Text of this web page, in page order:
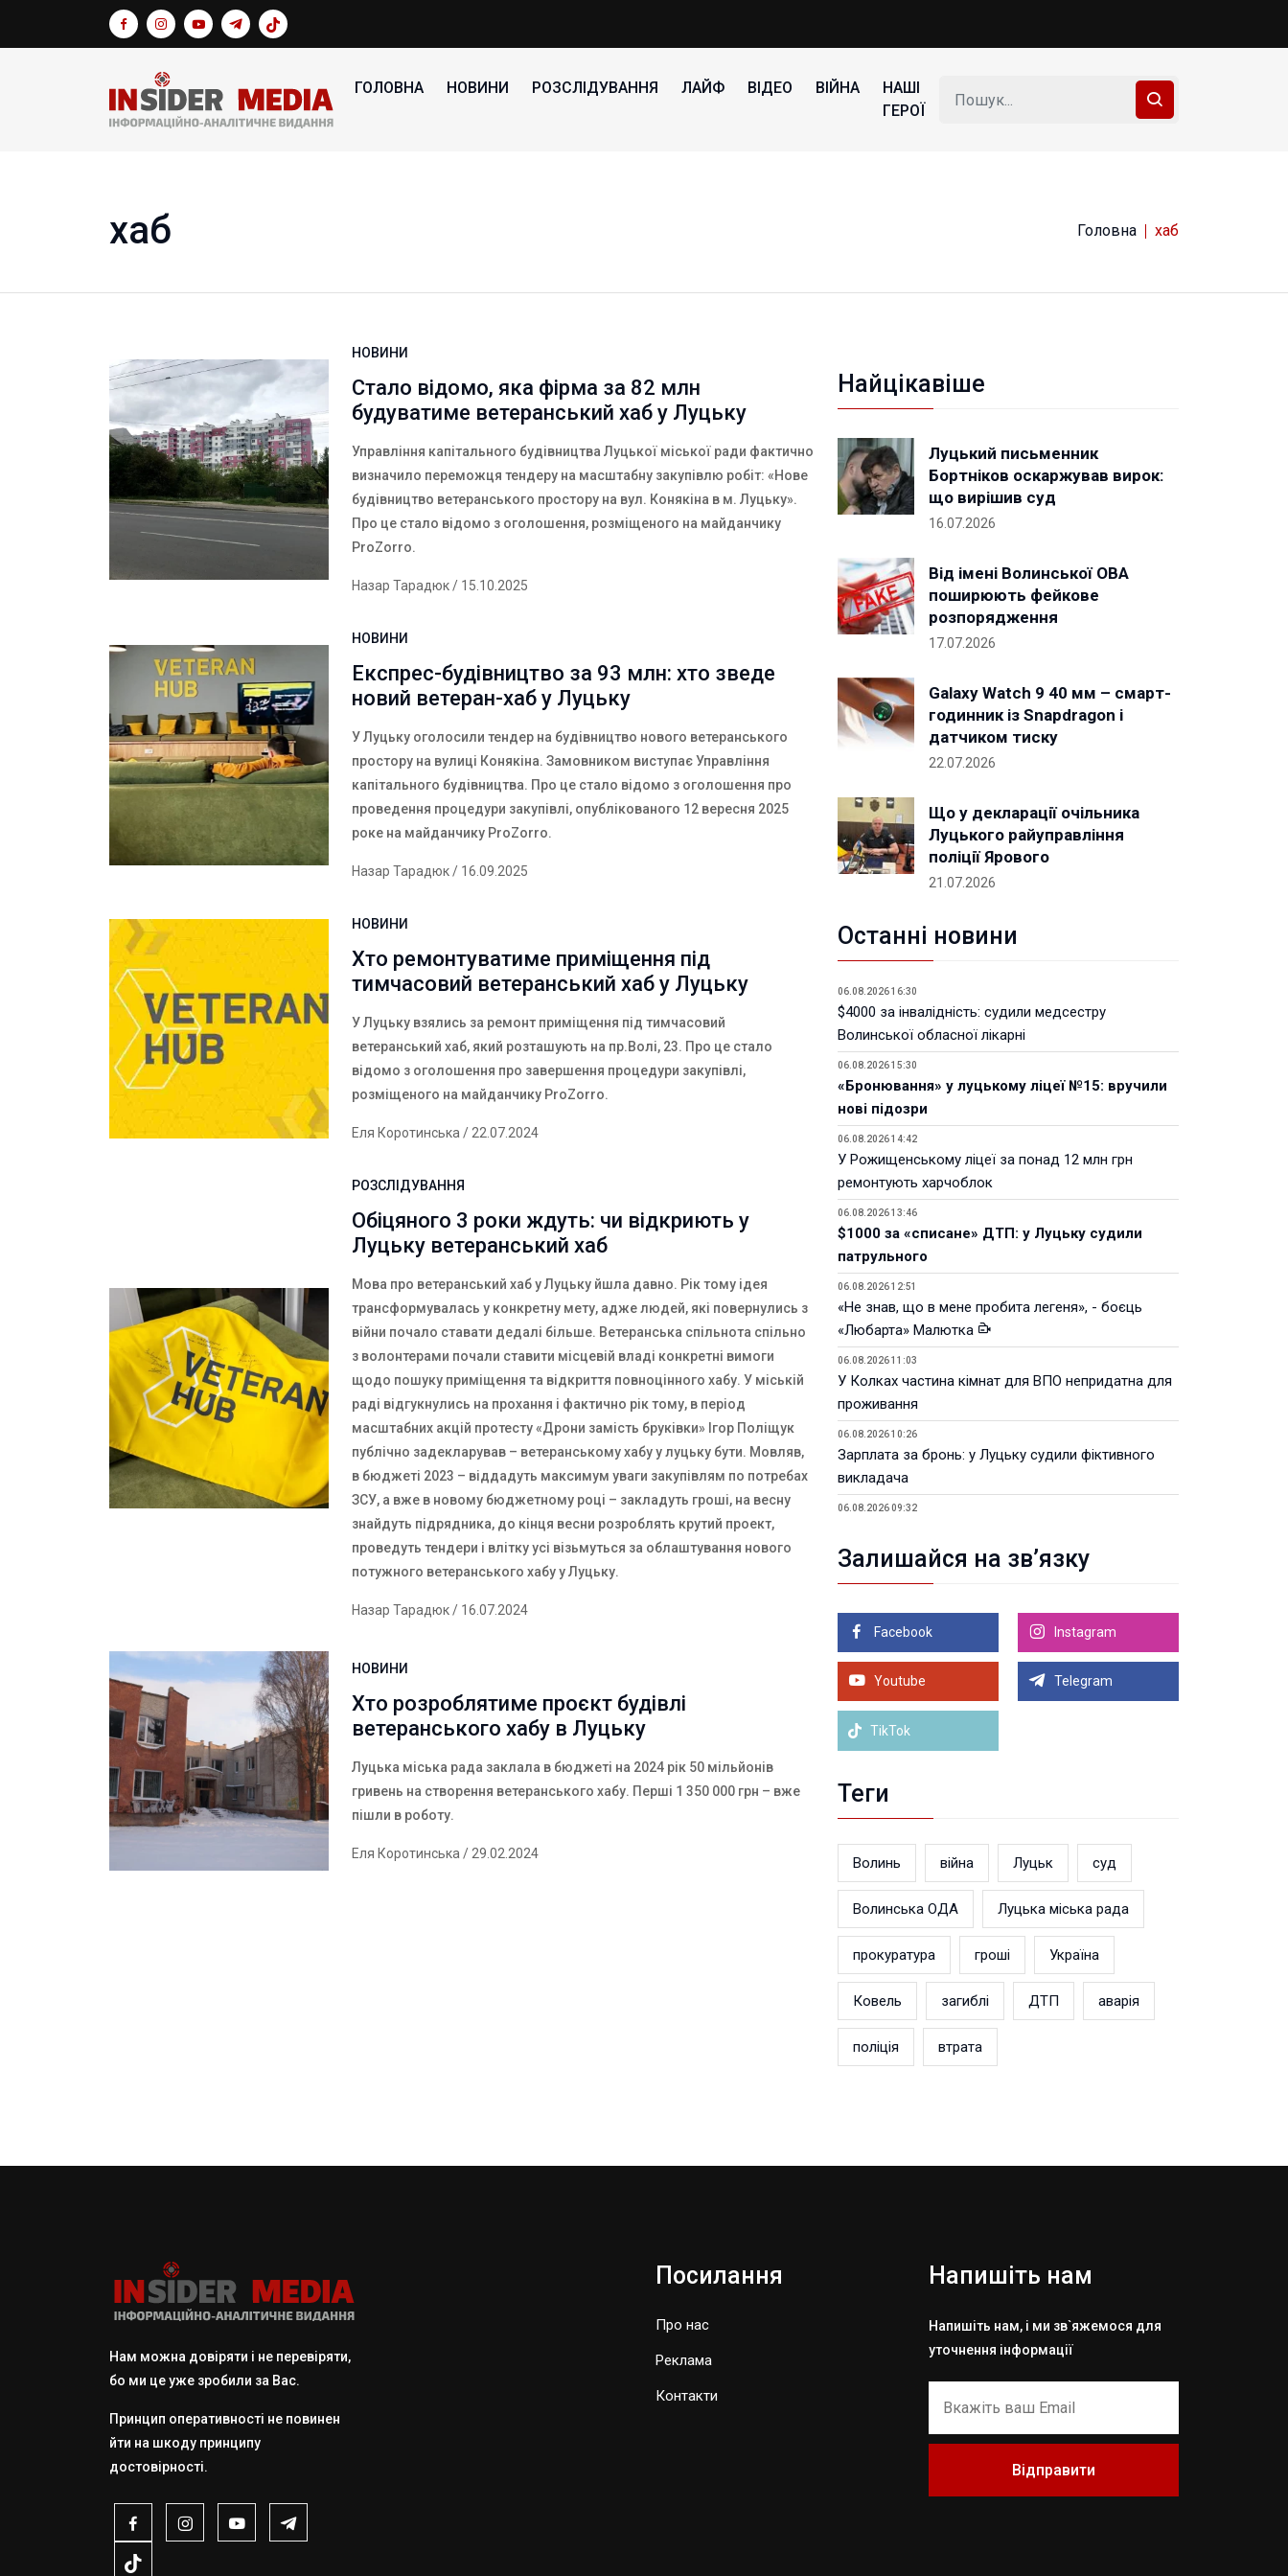
ГОЛОВНА НОВИНИ РОЗСЛІДУВАННЯ ЛАЙФ ВІДЕО ВІЙНА
НАШІ
ГЕРОЇ
хаб Головна хаб
НОВИНИ
Стало відомо, яка фірма за 82 млн
будуватиме ветеранський хаб у Луцьку
Управління капітального будівництва Луцької міської ради фактично
визначило переможця тендеру на масштабну закупівлю робіт: «Нове
будівництво ветеранського простору на вул. Конякіна в м. Луцьку».
Про це стало відомо з оголошення, розміщеного на майданчику
ProZorro.
Назар Тарадюк/ 15.10.2025
НОВИНИ
Експрес-будівництво за 93 млн: хто зведе
новий ветеран-хаб у Луцьку
У Луцьку оголосили тендер на будівництво нового ветеранського
простору на вулиці Конякіна. Замовником виступає Управління
капітального будівництва. Про це стало відомо з оголошення про
проведення процедури закупівлі, опублікованого 12 вересня 2025
рокe на майданчику ProZorro.
Назар Тарадюк/ 16.09.2025
НОВИНИ
Хто ремонтуватиме приміщення під
тимчасовий ветеранський хаб у Луцьку
У Луцьку взялись за ремонт приміщення під тимчасовий
ветеранський хаб, який розташують на пр.Волі, 23. Про це стало
відомо з оголошення про завершення процедури закупівлі,
розміщеного на майданчику ProZorro.
Еля Коротинська / 22.07.2024
РОЗСЛІДУВАННЯ
Обіцяного 3 роки ждуть: чи відкриють у
Луцьку ветеранський хаб
Мова про ветеранський хаб у Луцьку йшла давно. Рік тому ідея
трансформувалась у конкретну мету, адже людей, які повернулись з
війни почало ставати дедалі більше. Ветеранська спільнота спільно
з волонтерами почали ставити місцевій владі конкретні вимоги
щодо пошуку приміщення та відкриття повноцінного хабу. У міській
раді відгукнулись на прохання і фактично рік тому, в період
масштабних акцій протесту «Дрони замість бруківки» Ігор Поліщук
публічно задекларував – ветеранському хабу у луцьку бути. Мовляв,
в бюджеті 2023 – віддадуть максимум уваги закупівлям по потребах
ЗСУ, а вже в новому бюджетному році – закладуть гроші, на весну
знайдуть підрядника, до кінця весни розроблять крутий проект,
проведуть тендери і влітку усі візьмуться за облаштування нового
потужного ветеранського хабу у Луцьку.
Назар Тарадюк/ 16.07.2024
НОВИНИ
Хто розроблятиме проєкт будівлі
ветеранського хабу в Луцьку
Луцька міська рада заклала в бюджеті на 2024 рік 50 мільйонів
гривень на створення ветеранського хабу. Перші 1 350 000 грн – вже
пішли в роботу.
Еля Коротинська / 29.02.2024
Найцікавіше
Луцький письменник
Бортніков оскаржував вирок:
що вирішив суд
16.07.2026
Від імені Волинської ОВА
поширюють фейкове
розпорядження
17.07.2026
Galaxy Watch 9 40 мм – смарт-
годинник із Snapdragon і
датчиком тиску
22.07.2026
Що у декларації очільника
Луцького райуправління
поліції Ярового
21.07.2026
Останні новини
06.08.2026 16:30
$4000 за інвалідність: судили медсестру
Волинської обласної лікарні
06.08.2026 15:30
«Бронювання» у луцькому ліцеї №15: вручили
нові підозри
06.08.2026 14:42
У Рожищенському ліцеї за понад 12 млн грн
ремонтують харчоблок
06.08.2026 13:46
$1000 за «списане» ДТП: у Луцьку судили
патрульного
06.08.2026 12:51
«Не знав, що в мене пробита легеня», - боєць
«Любарта» Малютка
06.08.2026 11:03
У Колках частина кімнат для ВПО непридатна для
проживання
06.08.2026 10:26
Зарплата за бронь: у Луцьку судили фіктивного
викладача
06.08.2026 09:32
05.08.2026 21:18
Порівняння телеоб'єктивів Sigma Sports та Sony G-
05.08.2026 21:00
У Луцьку на 99,9% готовий новий Державний
ветеранський простір. ВІДЕО
Більше новин
Залишайся на зв’язку
Facebook Instagram
Youtube Telegram
TikTok
Теги
Волинь війна Луцьк суд
Волинська ОДА Луцька міська рада
прокуратура гроші Україна
Ковель загиблі ДТП аварія
поліція втрата
Нам можна довіряти і не перевіряти,
бо ми це уже зробили за Вас.
Принцип оперативності не повинен
йти на шкоду принципу
достовірності.
Посилання
Про нас
Реклама
Контакти
Напишіть нам
Напишіть нам, і ми зв`яжемося для
уточнення інформації
Відправити